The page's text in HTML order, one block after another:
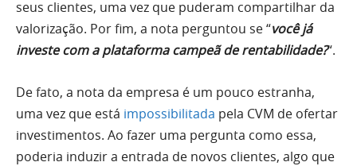
seus clientes, uma vez que puderam compartilhar da
valorização. Por fim, a nota perguntou se “você já
investe com a plataforma campeã de rentabilidade?“.
De fato, a nota da empresa é um pouco estranha,
uma vez que está impossibilitada pela CVM de ofertar
investimentos. Ao fazer uma pergunta como essa,
poderia induzir a entrada de novos clientes, algo que